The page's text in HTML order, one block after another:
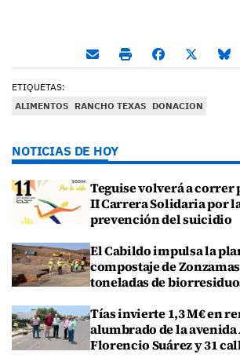
ETIQUETAS:
ALIMENTOS RANCHO TEXAS DONACION
NOTICIAS DE HOY
Teguise volverá a correr
II Carrera Solidaria por
prevención del suicidio
El Cabildo impulsa la
compostaje de
toneladas de
Tías invierte 1,3 M€ en
alumbrado de la
Florencio Suárez y 31